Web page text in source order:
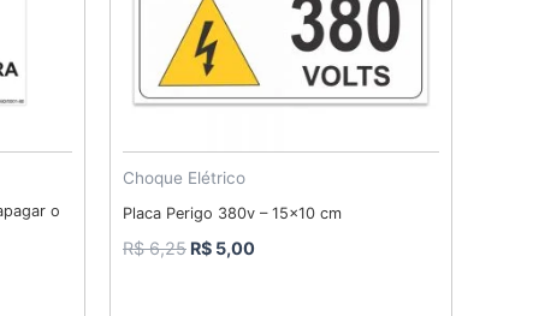
o
Choque Elétrico
Placa Perigo 380v – 15×10 cm
R$6,25 R$ 5,00